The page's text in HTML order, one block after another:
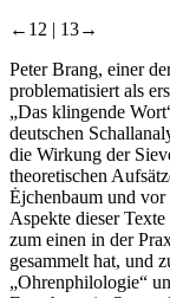
←12 | 13→
Peter Brang, einer
problematisiert als
„Das klingende
deutschen
die Wirkung der
theoretischen
Ėjchenbaum und
Aspekte dieser
zum einen in der
gesammelt hat, und
„Ohrenphilologie“